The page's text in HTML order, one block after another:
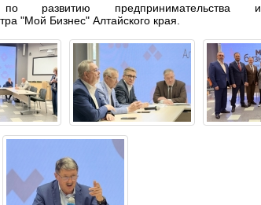
развитию предпринимательства
"Мой Бизнес" Алтайского края.